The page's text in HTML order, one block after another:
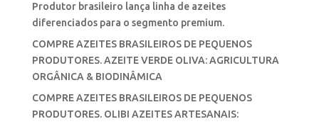
Produtor brasileiro lança linha de azeites
diferenciados para o segmento premium.
COMPRE AZEITES BRASILEIROS DE PEQUENOS
PRODUTORES. AZEITE VERDE OLIVA: AGRICULTURA
ORGÂNICA & BIODINÂMICA
COMPRE AZEITES BRASILEIROS DE PEQUENOS
PRODUTORES. OLIBI AZEITES ARTESANAIS: